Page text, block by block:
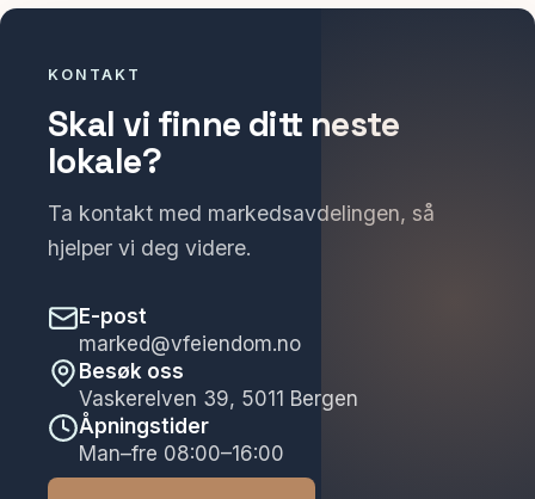
KONTAKT
Skal vi finne ditt neste
lokale?
Ta kontakt med markedsavdelingen, så
hjelper vi deg videre.
E-post
marked@vfeiendom.no
Besøk oss
Vaskerelven 39, 5011 Bergen
Åpningstider
Man–fre 08:00–16:00